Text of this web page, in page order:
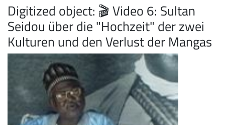
All of DSpace
Digitized object: 🎬 Video 6: Sultan
Seidou über die "Hochzeit" der zwei
Kulturen und den Verlust der Mangas